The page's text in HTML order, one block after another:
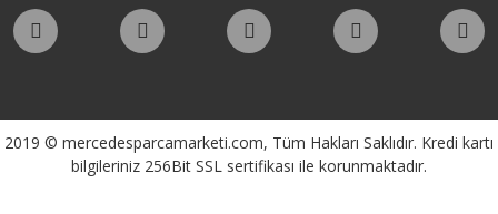
2019 © mercedesparcamarketi.com, Tüm Hakları Saklıdır. Kredi kartı
bilgileriniz 256Bit SSL sertifikası ile korunmaktadır.